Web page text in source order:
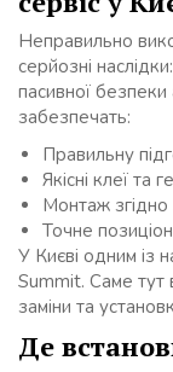
Неправильно
серйозні
пасивної
забезпечать:
Правильну
Якісні клеї та
Монтаж згідно
Точне
У Києві одним із
Summit. Саме тут
заміни та
Де